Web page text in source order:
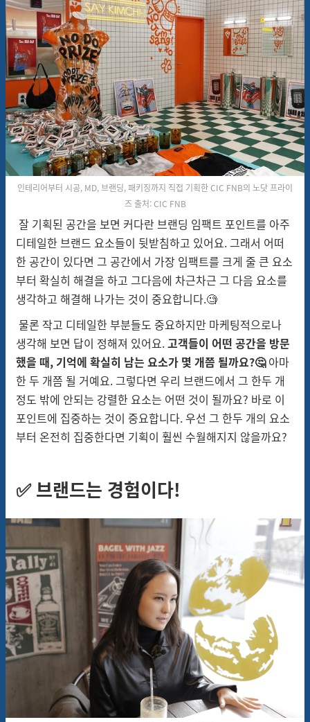
인테리어부터 시공, MD, 브랜딩, 패키징까지 직접 기획한 CIC FNB의 노닷 프라이
즈출처: CIC FNB
잘 기획된 공간을 보면 커다란 브랜딩 임팩트 포인트를 아주
디테일한 브랜드 요소들이 뒷받침하고 있어요. 그래서 어떠
한 공간이 있다면 그 공간에서 가장 임팩트를 크게 줄 큰 요소
부터 확실히 해결을 하고 그다음에 차근차근 그 다음 요소를
생각하고 해결해 나가는 것이 중요합니다.🧐
물론 작고 디테일한 부분들도 중요하지만 마케팅적으로나
생각해 보면 답이 정해져 있어요.고객들이 어떤 공간을 방문
했을 때, 기억에 확실히 남는 요소가 몇 개쯤 될까요?🤔아마
한 두 개쯤 될 거예요. 그렇다면 우리 브랜드에서 그 한두 개
정도 밖에 안되는 강렬한 요소는 어떤 것이 될까요? 바로 이
포인트에 집중하는 것이 중요합니다. 우선 그 한두 개의 요소
부터 온전히 집중한다면 기획이 훨씬 수월해지지 않을까요?
✅ 브랜드는 경험이다!